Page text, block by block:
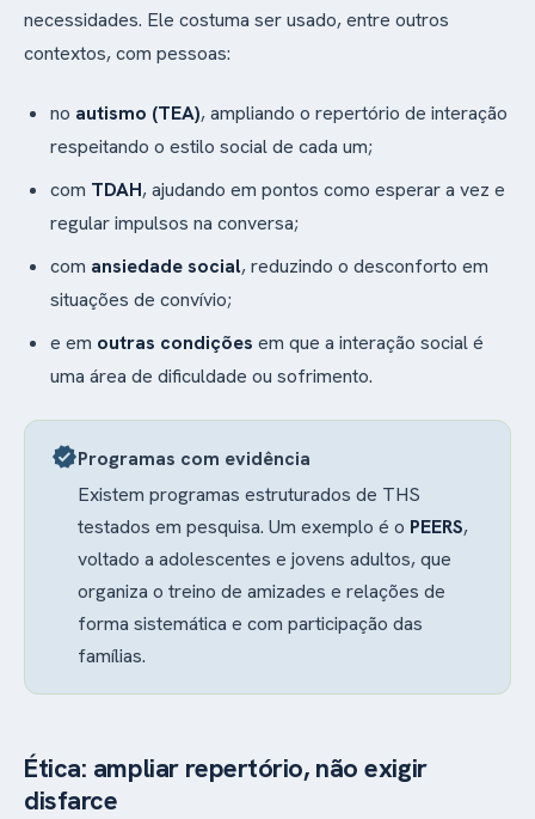
necessidades. Ele costuma ser usado, entre outros
contextos, com pessoas:
no autismo (TEA), ampliando o repertório de interação
respeitando o estilo social de cada um;
com TDAH, ajudando em pontos como esperar a vez e
regular impulsos na conversa;
com ansiedade social, reduzindo o desconforto em
situações de convívio;
e em outras condições em que a interação social é
uma área de dificuldade ou sofrimento.
verifiedProgramas com evidência
Existem programas estruturados de THS
testados em pesquisa. Um exemplo é o PEERS,
voltado a adolescentes e jovens adultos, que
organiza o treino de amizades e relações de
forma sistemática e com participação das
famílias.
Ética: ampliar repertório, não exigir
disfarce